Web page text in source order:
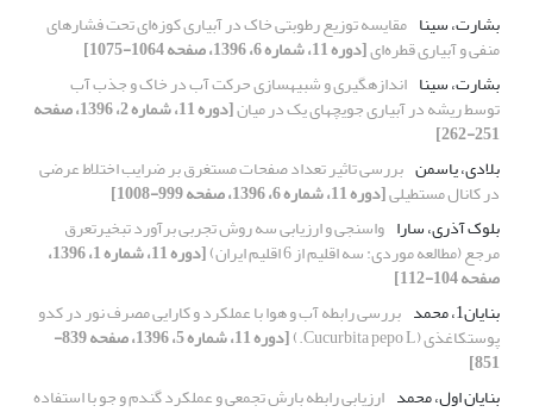
بشارت، سینا مقایسه توزیع رطوبتی خاک در آبیاری کوزه‌ای تحت فشارهای
منفی و آبیاری قطره‌ای[دوره 11، شماره 6، 1396، صفحه 1064-1075]
بشارت، سینا اندازهگیری و شبیهسازی حرکت آب در خاک و جذب آب
توسط ریشه در آبیاری جویچهای یک در میان [دوره 11، شماره 2، 1396، صفحه
251-262]
بلادی، یاسمن بررسی تاثیر تعداد صفحات مستغرق بر ضرایب اختلاط عرضی
در کانال مستطیلی[دوره 11، شماره 6، 1396، صفحه 999-1008]
بلوک آذری، سارا واسنجی و ارزیابی سه روش تجربی برآورد تبخیرتعرق
مرجع (مطالعه موردی: سه اقلیم از 6 اقلیم ایران) [دوره 11، شماره 1، 1396،
صفحه 104-112]
بنایان1، محمد
بررسی رابطه آب و هوا با عملکرد و کارایی مصرف نور در کدو
پوست‎کاغذی (Cucurbita pepo L.) [دوره 11، شماره 5، 1396، صفحه 839-
851]
بنایان اول، محمد ارزیابی رابطه بارش تجمعی و عملکرد گندم و جو با استفاده